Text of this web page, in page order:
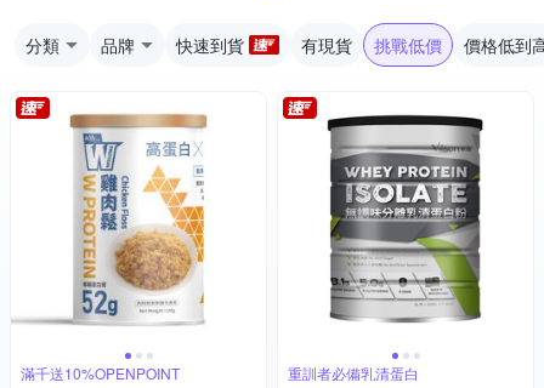
分類 品牌 快速到貨 有現貨 挑戰低價 價格低到
滿千送10%OPENPOINT 重訓者必備乳清蛋白